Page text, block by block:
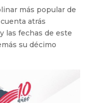
más popular de
atrás
las fechas de este
su décimo